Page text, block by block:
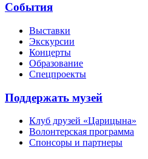
События
Выставки
Экскурсии
Концерты
Образование
Спецпроекты
Поддержать музей
Клуб друзей «Царицына»
Волонтерская программа
Спонсоры и партнеры